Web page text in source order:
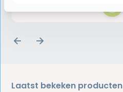
Laatst bekeken producten